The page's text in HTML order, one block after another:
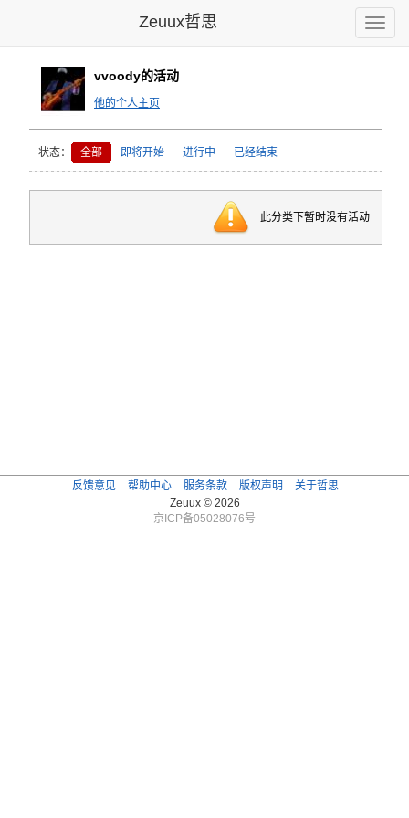
Toggle
Zeuux哲思
vvoody的活动
他的个人主页
状态： 全部 即将开始 进行中 已经结束
此分类下暂时没有活动
反馈意见 帮助中心 服务条款 版权声明
关于哲思
Zeuux © 2026
京ICP备05028076号